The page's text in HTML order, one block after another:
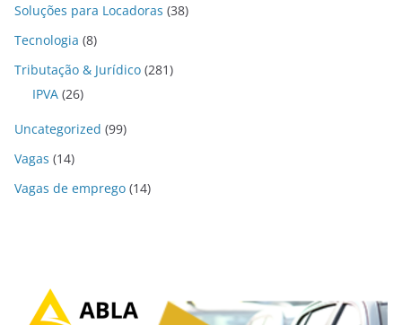
Soluções para Locadoras (38)
Tecnologia (8)
Tributação & Jurídico (281)
IPVA (26)
Uncategorized (99)
Vagas (14)
Vagas de emprego (14)